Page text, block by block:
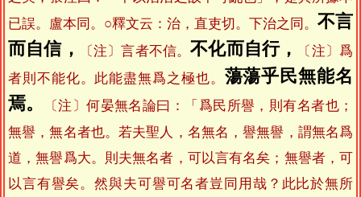
已誤。盧本同。○釋文云：治，直吏切。下治之同。 不言
而自信，
〔注〕言者不信。不化而自行，
〔注〕爲
者則不能化。此能盡無爲之極也。 蕩蕩乎民無能名
焉。
〔注〕何晏無名論曰：「爲民所譽，則有名者也；
無譽，無名者也。若夫聖人，名無名，譽無譽，謂無名爲
道，無譽爲大。則夫無名者，可以言有名矣；無譽者，可
以言有譽矣。然與夫可譽可名者豈同用哉？此比於無所